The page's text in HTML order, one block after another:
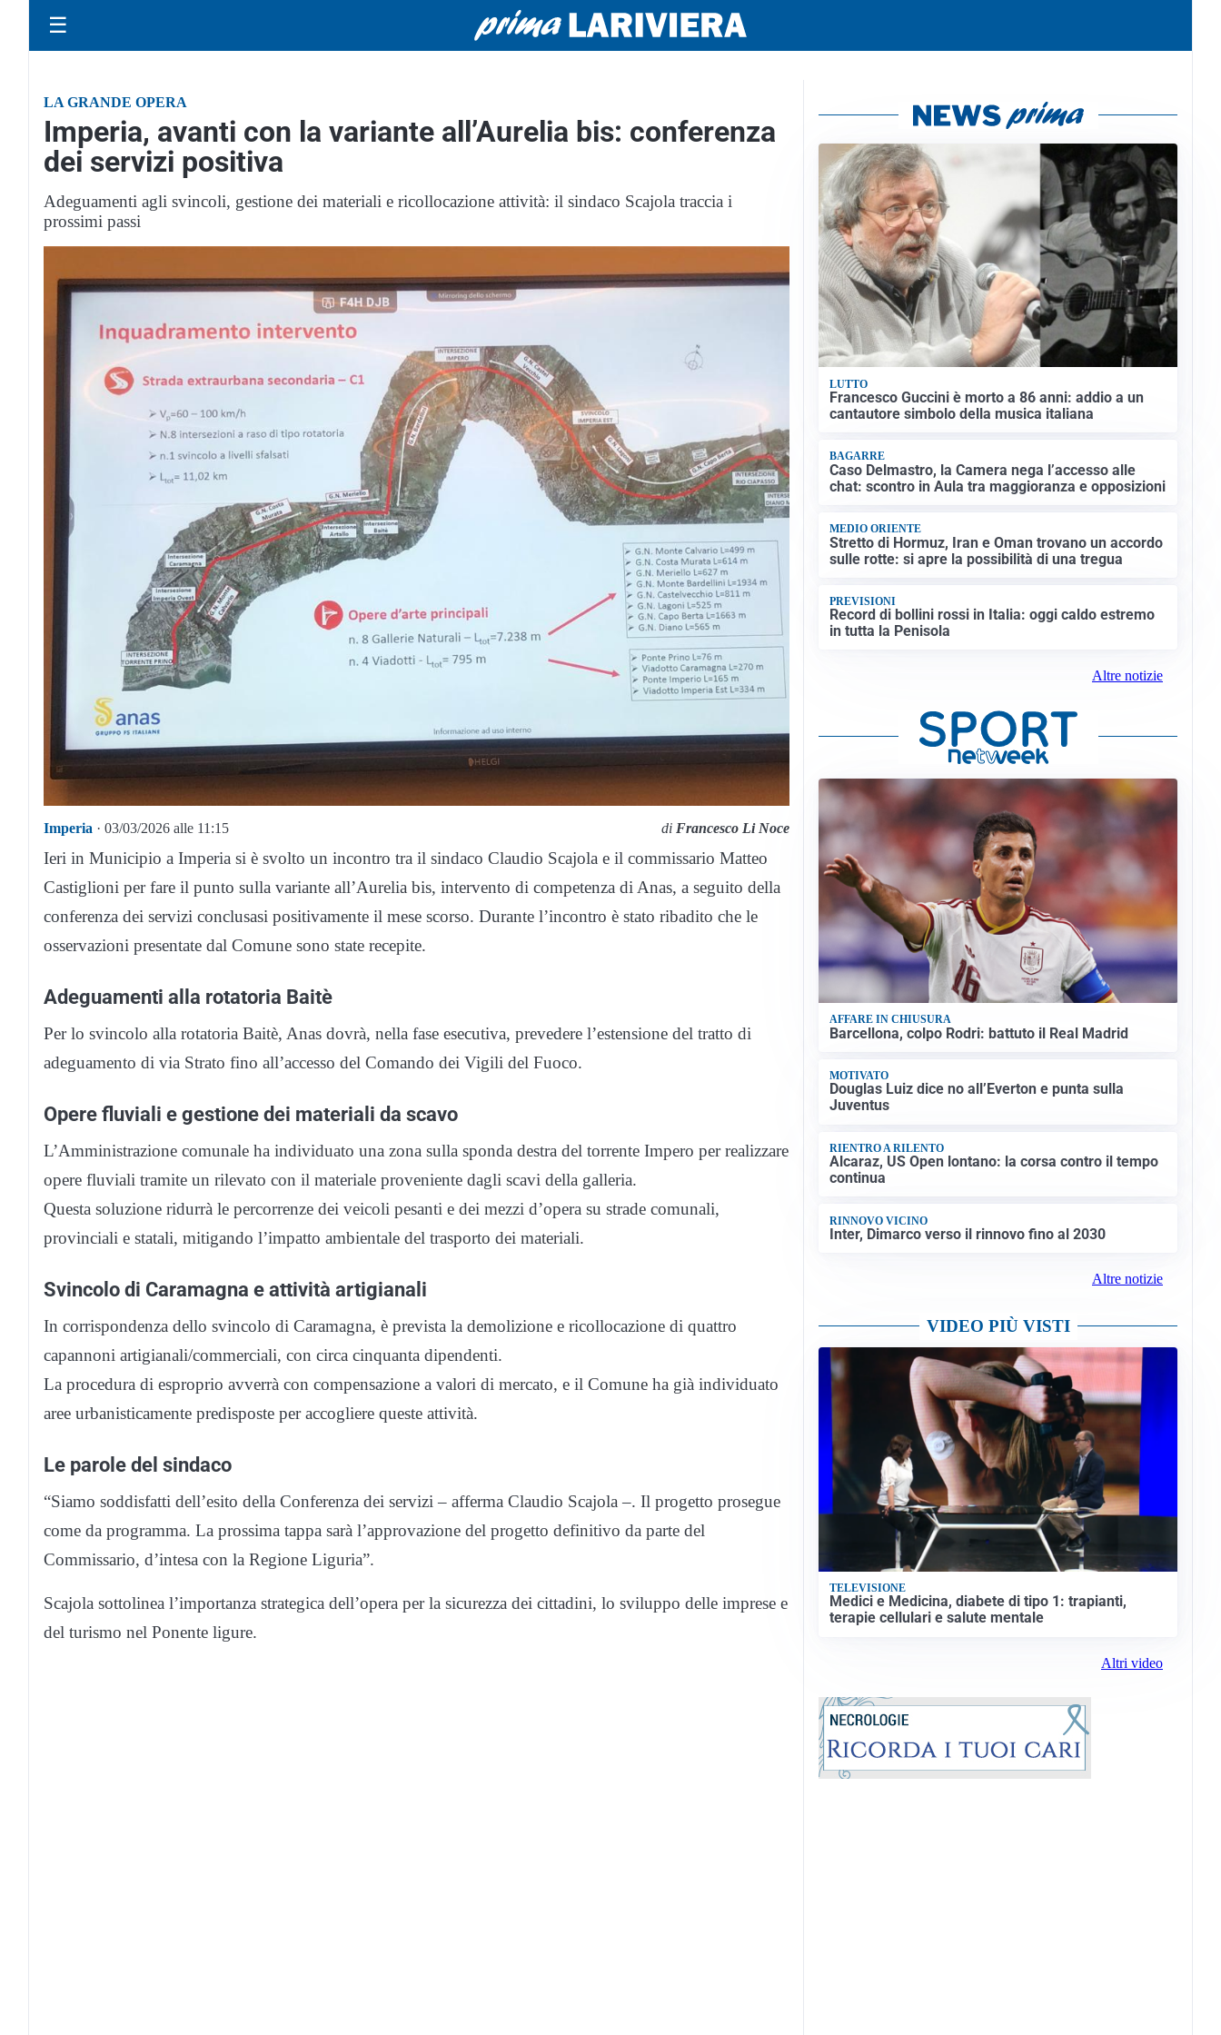
☰
LA GRANDE OPERA
Imperia, avanti con la variante all’Aurelia bis: conferenza
dei servizi positiva
Adeguamenti agli svincoli, gestione dei materiali e ricollocazione attività: il sindaco Scajola traccia i
prossimi passi
Imperia · 03/03/2026 alle 11:15 di Francesco Li Noce
Ieri in Municipio a Imperia si è svolto un incontro tra il sindaco Claudio Scajola e il commissario Matteo
Castiglioni per fare il punto sulla variante all’Aurelia bis, intervento di competenza di Anas, a seguito della
conferenza dei servizi conclusasi positivamente il mese scorso. Durante l’incontro è stato ribadito che le
osservazioni presentate dal Comune sono state recepite.
Adeguamenti alla rotatoria Baitè
Per lo svincolo alla rotatoria Baitè, Anas dovrà, nella fase esecutiva, prevedere l’estensione del tratto di
adeguamento di via Strato fino all’accesso del Comando dei Vigili del Fuoco.
Opere fluviali e gestione dei materiali da scavo
L’Amministrazione comunale ha individuato una zona sulla sponda destra del torrente Impero per realizzare
opere fluviali tramite un rilevato con il materiale proveniente dagli scavi della galleria.
Questa soluzione ridurrà le percorrenze dei veicoli pesanti e dei mezzi d’opera su strade comunali,
provinciali e statali, mitigando l’impatto ambientale del trasporto dei materiali.
Svincolo di Caramagna e attività artigianali
In corrispondenza dello svincolo di Caramagna, è prevista la demolizione e ricollocazione di quattro
capannoni artigianali/commerciali, con circa cinquanta dipendenti.
La procedura di esproprio avverrà con compensazione a valori di mercato, e il Comune ha già individuato
aree urbanisticamente predisposte per accogliere queste attività.
Le parole del sindaco
“Siamo soddisfatti dell’esito della Conferenza dei servizi – afferma Claudio Scajola –. Il progetto prosegue
come da programma. La prossima tappa sarà l’approvazione del progetto definitivo da parte del
Commissario, d’intesa con la Regione Liguria”.
Scajola sottolinea l’importanza strategica dell’opera per la sicurezza dei cittadini, lo sviluppo delle imprese e
del turismo nel Ponente ligure.
LUTTO
Francesco Guccini è morto a 86 anni: addio a un
cantautore simbolo della musica italiana
BAGARRE
Caso Delmastro, la Camera nega l’accesso alle
chat: scontro in Aula tra maggioranza e opposizioni
MEDIO ORIENTE
Stretto di Hormuz, Iran e Oman trovano un accordo
sulle rotte: si apre la possibilità di una tregua
PREVISIONI
Record di bollini rossi in Italia: oggi caldo estremo
in tutta la Penisola
Altre notizie
AFFARE IN CHIUSURA
Barcellona, colpo Rodri: battuto il Real Madrid
MOTIVATO
Douglas Luiz dice no all’Everton e punta sulla
Juventus
RIENTRO A RILENTO
Alcaraz, US Open lontano: la corsa contro il tempo
continua
RINNOVO VICINO
Inter, Dimarco verso il rinnovo fino al 2030
Altre notizie
VIDEO PIÙ VISTI
TELEVISIONE
Medici e Medicina, diabete di tipo 1: trapianti,
terapie cellulari e salute mentale
Altri video